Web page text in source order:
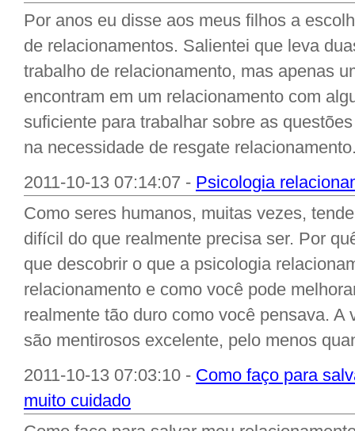
Por anos eu disse aos meus filhos a
de relacionamentos. Salientei que leva
trabalho de relacionamento, mas apenas
encontram em um relacionamento com
suficiente para trabalhar sobre as
na necessidade de resgate
2011-10-13 07:14:07 - Psicologia
Como seres humanos, muitas vezes,
difícil do que realmente precisa ser. Por
que descobrir o que a psicologia
relacionamento e como você pode
realmente tão duro como você pensava. A
são mentirosos excelente, pelo menos
2011-10-13 07:03:10 - Como faço para
muito cuidado